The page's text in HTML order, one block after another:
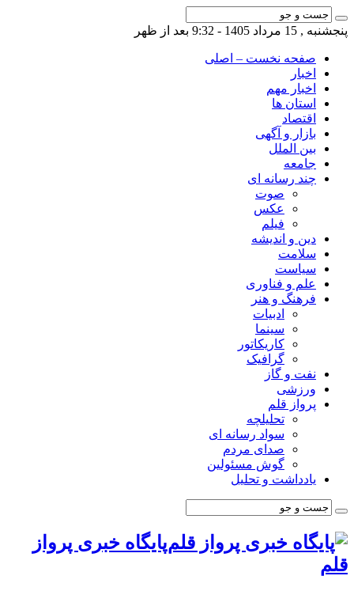
پنجشنبه , 15 مرداد 1405 - 9:32 بعد از ظهر
صفحه نخست – اصلی
اخبار
اخبار مهم
استان ها
اقتصاد
بازار و آگهی
بین الملل
جامعه
چند رسانه ای
صوت
عکس
فیلم
دین و اندیشه
سلامت
سیاست
علم و فناوری
فرهنگ و هنر
ادبیات
سینما
کاریکاتور
گرافیک
نفت و گاز
ورزشی
پرواز قلم
تحلیلچه
سواد رسانه ای
صدای مردم
گوش مسئولین
یادداشت و تحلیل
پایگاه خبری پرواز
قلم